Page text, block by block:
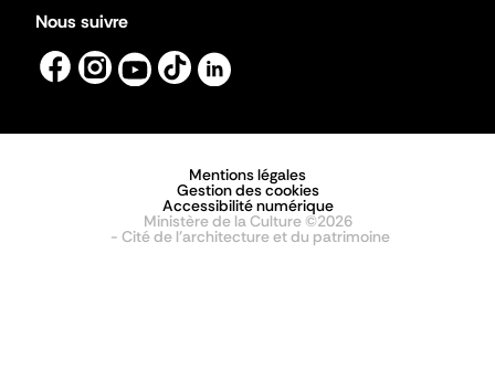
Nous suivre
Mentions légales
Gestion des cookies
Accessibilité numérique
Ministère de la Culture ©2026
- Cité de l'architecture et du patrimoine